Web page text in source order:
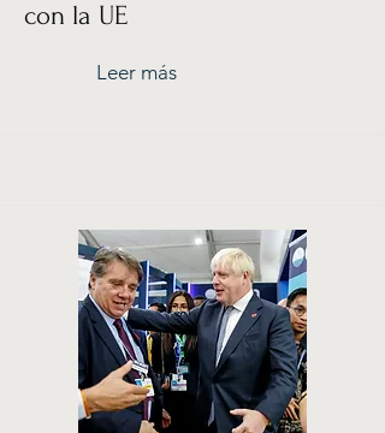
con la UE
Leer más